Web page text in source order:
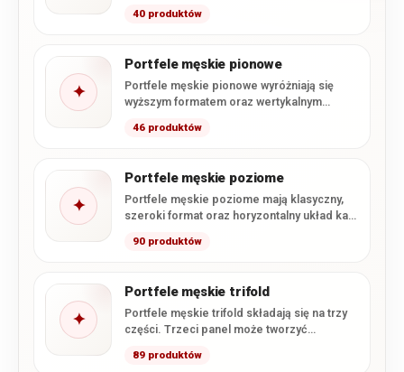
40 produktów
✦
Portfele męskie pionowe
Portfele męskie pionowe wyróżniają się
wyższym formatem oraz wertykalnym
znajdują…
46 produktów
✦
Portfele męskie poziome
Portfele męskie poziome mają klasyczny,
szeroki format oraz horyzontalny układ kart
90 produktów
✦
Portfele męskie trifold
Portfele męskie trifold składają się na trzy
części. Trzeci panel może tworzyć
89 produktów